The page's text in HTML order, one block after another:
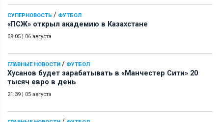
СУПЕРНОВОСТЬ / ФУТБОЛ
«ПСЖ» открыл академию в Казахстане
09:05 | 06 августа
ГЛАВНЫЕ НОВОСТИ / ФУТБОЛ
Хусанов будет зарабатывать в «Манчестер Сити» 20
тысяч евро в день
21:39 | 05 августа